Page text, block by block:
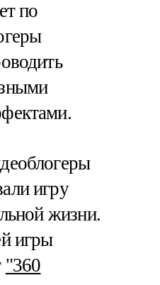
по
игру
жизни.
игры
"360